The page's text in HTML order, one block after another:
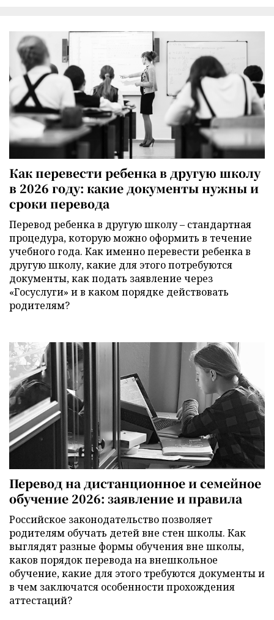
Как перевести ребенка в другую школу
в 2026 году: какие документы нужны и
сроки перевода
Перевод ребенка в другую школу – стандартная
процедура, которую можно оформить в течение
учебного года. Как именно перевести ребенка в
другую школу, какие для этого потребуются
документы, как подать заявление через
«Госуслуги» и в каком порядке действовать
родителям?
Перевод на дистанционное и семейное
обучение 2026: заявление и правила
Российское законодательство позволяет
родителям обучать детей вне стен школы. Как
выглядят разные формы обучения вне школы,
каков порядок перевода на внешкольное
обучение, какие для этого требуются документы и
в чем заключатся особенности прохождения
аттестаций?